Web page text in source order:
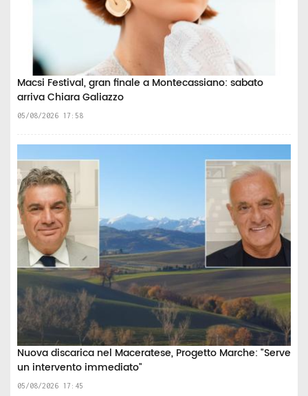
Macsi Festival, gran finale a Montecassiano: sabato
arriva Chiara Galiazzo
05/08/2026 17:58
Nuova discarica nel Maceratese, Progetto Marche: "Serve
un intervento immediato"
05/08/2026 17:45